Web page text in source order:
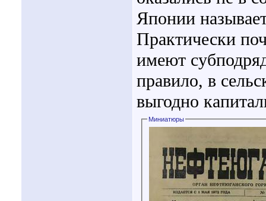
Японии
Практически
имеют
правило, в
выгодно
Миниатюры